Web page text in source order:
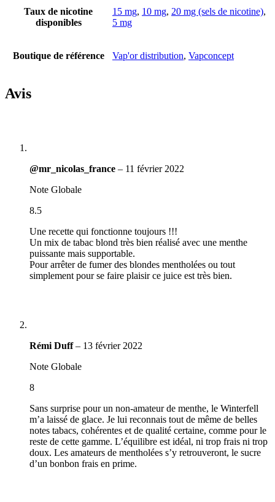
Taux de nicotine
disponibles
15 mg, 10 mg, 20 mg (sels de nicotine),
5 mg
Boutique de référence Vap'or distribution, Vapconcept
Avis
@mr_nicolas_france – 11 février 2022
Note Globale
8.5
Une recette qui fonctionne toujours !!!
Un mix de tabac blond très bien réalisé avec une menthe
puissante mais supportable.
Pour arrêter de fumer des blondes mentholées ou tout
simplement pour se faire plaisir ce juice est très bien.
Rémi Duff– 13 février 2022
Note Globale
8
Sans surprise pour un non-amateur de menthe, le Winterfell
m’a laissé de glace. Je lui reconnais tout de même de belles
notes tabacs, cohérentes et de qualité certaine, comme pour le
reste de cette gamme. L’équilibre est idéal, ni trop frais ni trop
doux. Les amateurs de mentholées s’y retrouveront, le sucre
d’un bonbon frais en prime.